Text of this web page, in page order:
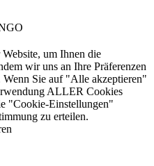
um Ihnen die
wir uns an Ihre Präferenzen
Sie auf "Alle akzeptieren"
ALLER Cookies
"Cookie-Einstellungen"
zu erteilen.